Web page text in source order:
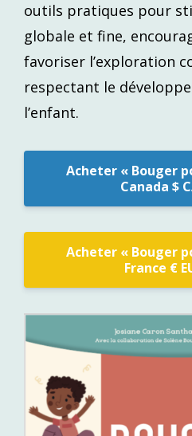
outils pratiques pour
globale et fine,
favoriser l’exploration
respectant le
l’enfant.
Acheter « Bouger
Canada $
Acheter « Bouger
France €